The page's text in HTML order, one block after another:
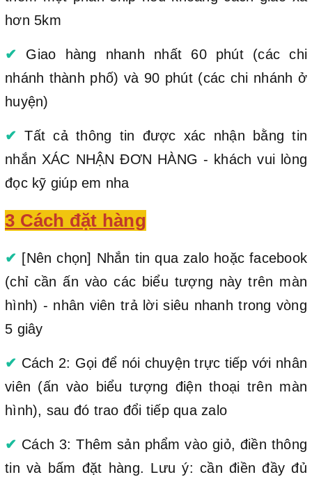
hơn 5km
✔ Giao hàng nhanh nhất 60 phút (các chi
nhánh thành phố) và 90 phút (các chi nhánh ở
huyện)
✔ Tất cả thông tin được xác nhận bằng tin
nhắn XÁC NHẬN ĐƠN HÀNG - khách vui lòng
đọc kỹ giúp em nha
3 Cách đặt hàng
✔ [Nên chọn] Nhắn tin qua zalo hoặc facebook
(chỉ cần ấn vào các biểu tượng này trên màn
hình) - nhân viên trả lời siêu nhanh trong vòng
5 giây
✔ Cách 2: Gọi để nói chuyện trực tiếp với nhân
viên (ấn vào biểu tượng điện thoại trên màn
hình), sau đó trao đổi tiếp qua zalo
✔ Cách 3: Thêm sản phẩm vào giỏ, điền thông
tin và bấm đặt hàng. Lưu ý: cần điền đầy đủ